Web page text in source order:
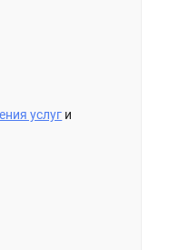
услуг и